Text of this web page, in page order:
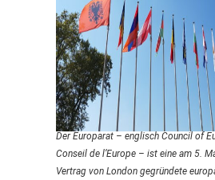
Der Europarat – englisch Council of
Conseil de l’Europe – ist eine am 5.
Vertrag von London gegründete